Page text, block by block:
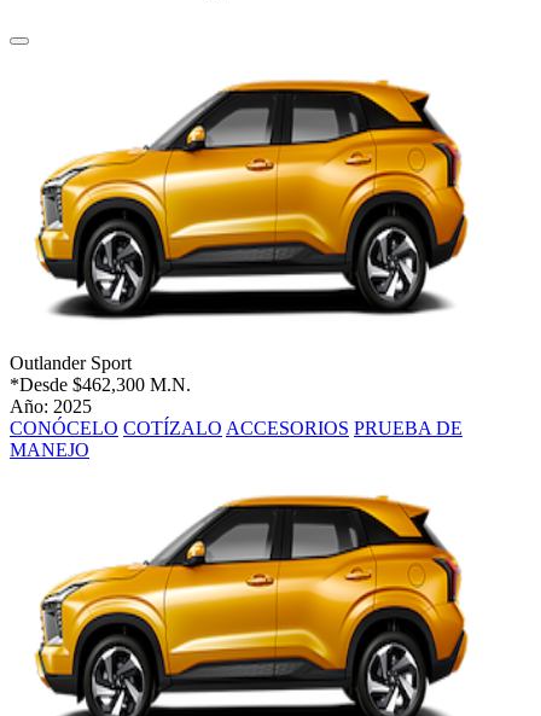
Outlander Sport
*Desde $462,300 M.N.
Año: 2025
CONÓCELO COTÍZALO ACCESORIOS PRUEBA DE
MANEJO